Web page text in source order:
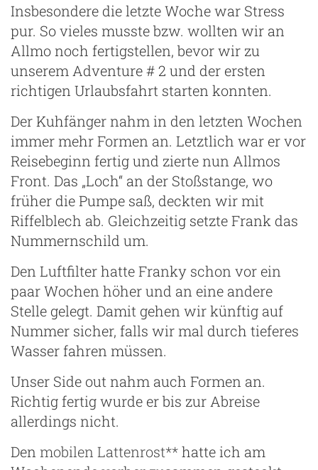
Insbesondere die letzte Woche war Stress
pur. So vieles musste bzw. wollten wir an
Allmo noch fertigstellen, bevor wir zu
unserem Adventure # 2 und der ersten
richtigen Urlaubsfahrt starten konnten.
Der Kuhfänger nahm in den letzten Wochen
immer mehr Formen an. Letztlich war er vor
Reisebeginn fertig und zierte nun Allmos
Front. Das „Loch“ an der Stoßstange, wo
früher die Pumpe saß, deckten wir mit
Riffelblech ab. Gleichzeitig setzte Frank das
Nummernschild um.
Den Luftfilter hatte Franky schon vor ein
paar Wochen höher und an eine andere
Stelle gelegt. Damit gehen wir künftig auf
Nummer sicher, falls wir mal durch tieferes
Wasser fahren müssen.
Unser Side out nahm auch Formen an.
Richtig fertig wurde er bis zur Abreise
allerdings nicht.
Den mobilen Lattenrost**hatte ich am